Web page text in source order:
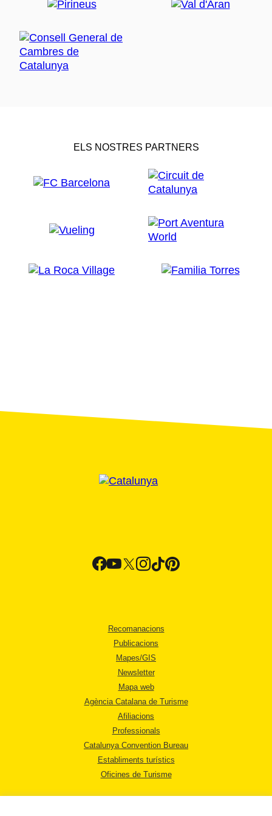
ELS NOSTRES PARTNERS
Recomanacions
Publicacions
Mapes/GIS
Newsletter
Mapa web
Agència Catalana de Turisme
Afiliacions
Professionals
Catalunya Convention Bureau
Establiments turístics
Oficines de Turisme